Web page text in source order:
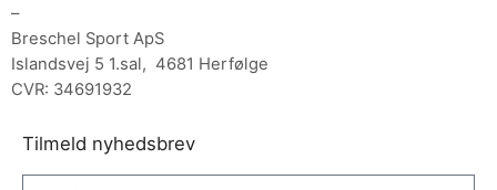
–
Breschel Sport ApS
Islandsvej 5 1.sal, 4681 Herfølge
CVR: 34691932
Tilmeld nyhedsbrev